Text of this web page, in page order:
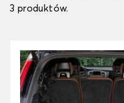
3 produktów.